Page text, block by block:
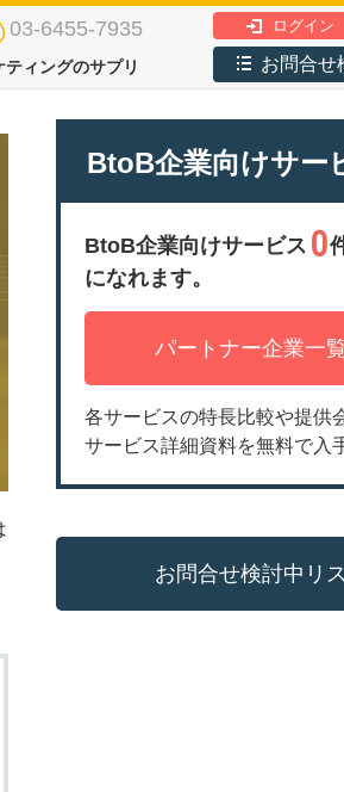
03-6455-7935 ログイン
ティングのサプリ お問合せ
お問合せ・資料請求がで
全てをチェックする
BtoB企業向けサー
BtoB企業向けサービス 0
になれます。
パートナー企業一
各サービスの特長比較や提供
サービス詳細資料を無料で入
お問合せ検討中リ